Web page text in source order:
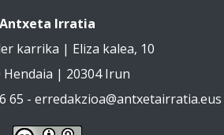
Antxeta Irratia
karrika | Eliza kalea, 10
Hendaia | 20304 Irun
65 - erredakzioa@antxetairratia.eus